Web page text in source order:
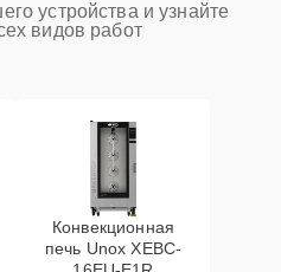
устройства и узнайте
видов работ
Конвекционная
печь Unox XEBC-